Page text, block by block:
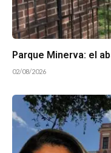
Parque Minerva: el
02/08/2026